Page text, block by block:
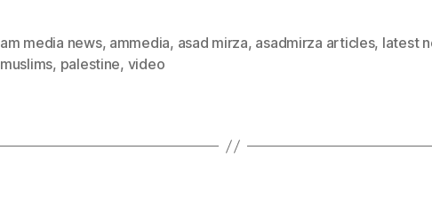
am media news, ammedia, asad mirza, asadmirza articles, latest
muslims, palestine, video